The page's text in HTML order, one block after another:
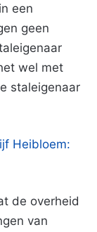
een
geen
wel met
staleigenaar
Heibloem:
de overheid
van